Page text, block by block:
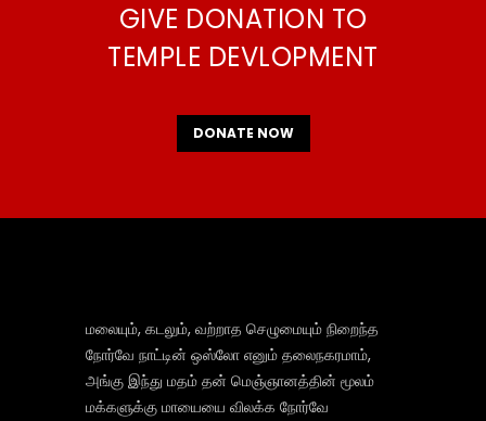
GIVE DONATION TO
TEMPLE DEVLOPMENT
DONATE NOW
மலையும், கடலும், வற்றாத செழுமையும் நிறைந்த
நோர்வே நாட்டின் ஒஸ்லோ எனும் தலைநகரமாம்,
அங்கு இந்து மதம் தன் மெஞ்ஞானத்தின் மூலம்
மக்களுக்கு மாயையை விலக்க நோர்வே